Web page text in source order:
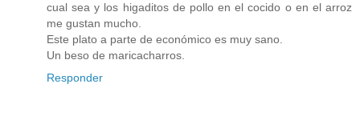
cual sea y los higaditos de pollo en el cocido o en el arroz
me gustan mucho.
Este plato a parte de económico es muy sano.
Un beso de maricacharros.
Responder